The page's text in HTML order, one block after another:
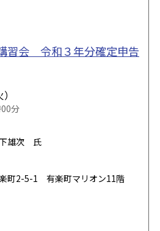
習会 令和３年分確定申告
分
雄次 氏
町2-5-1 有楽町マリオン11階